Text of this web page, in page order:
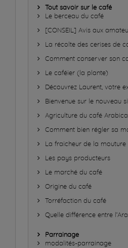
Tout savoir sur le café
Le berceau du café
[CONSEIL] Avis aux
La récolte des cerises de
Comment conserver son
Le caféier (la plante)
Découvrez Laurent, votre
Bienvenue sur le nouveau
Agriculture du café Arabica
Comment bien régler sa
La fraicheur de la mouture
Les pays producteurs
Le marché du café
Origine du café
Torréfaction du café
Quelle différence entre
Parrainage
modalités-parrainage